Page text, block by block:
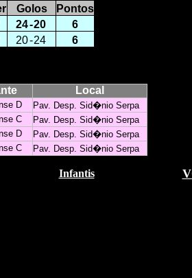
Golos
Pontos
24-20
6
20-24 6
Local
D
Pav. Desp. Sid�nio Serpa
C
Pav. Desp. Sid�nio Serpa
D
Pav. Desp. Sid�nio Serpa
C Pav. Desp. Sid�nio Serpa
Infantis